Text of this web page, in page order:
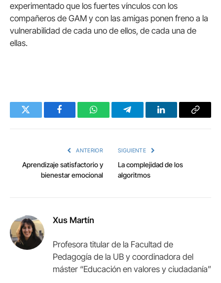
experimentado que los fuertes vínculos con los
compañeros de GAM y con las amigas ponen freno a la
vulnerabilidad de cada uno de ellos, de cada una de
ellas.
Twitter FacebookWhatsAppTelegramLinkedInCopy
ANTERIOR
Aprendizaje satisfactorio y
bienestar emocional
SIGUIENTE
La complejidad de los
algoritmos
Xus Martín
Profesora titular de la Facultad de
Pedagogía de la UB y coordinadora del
máster “Educación en valores y ciudadanía”